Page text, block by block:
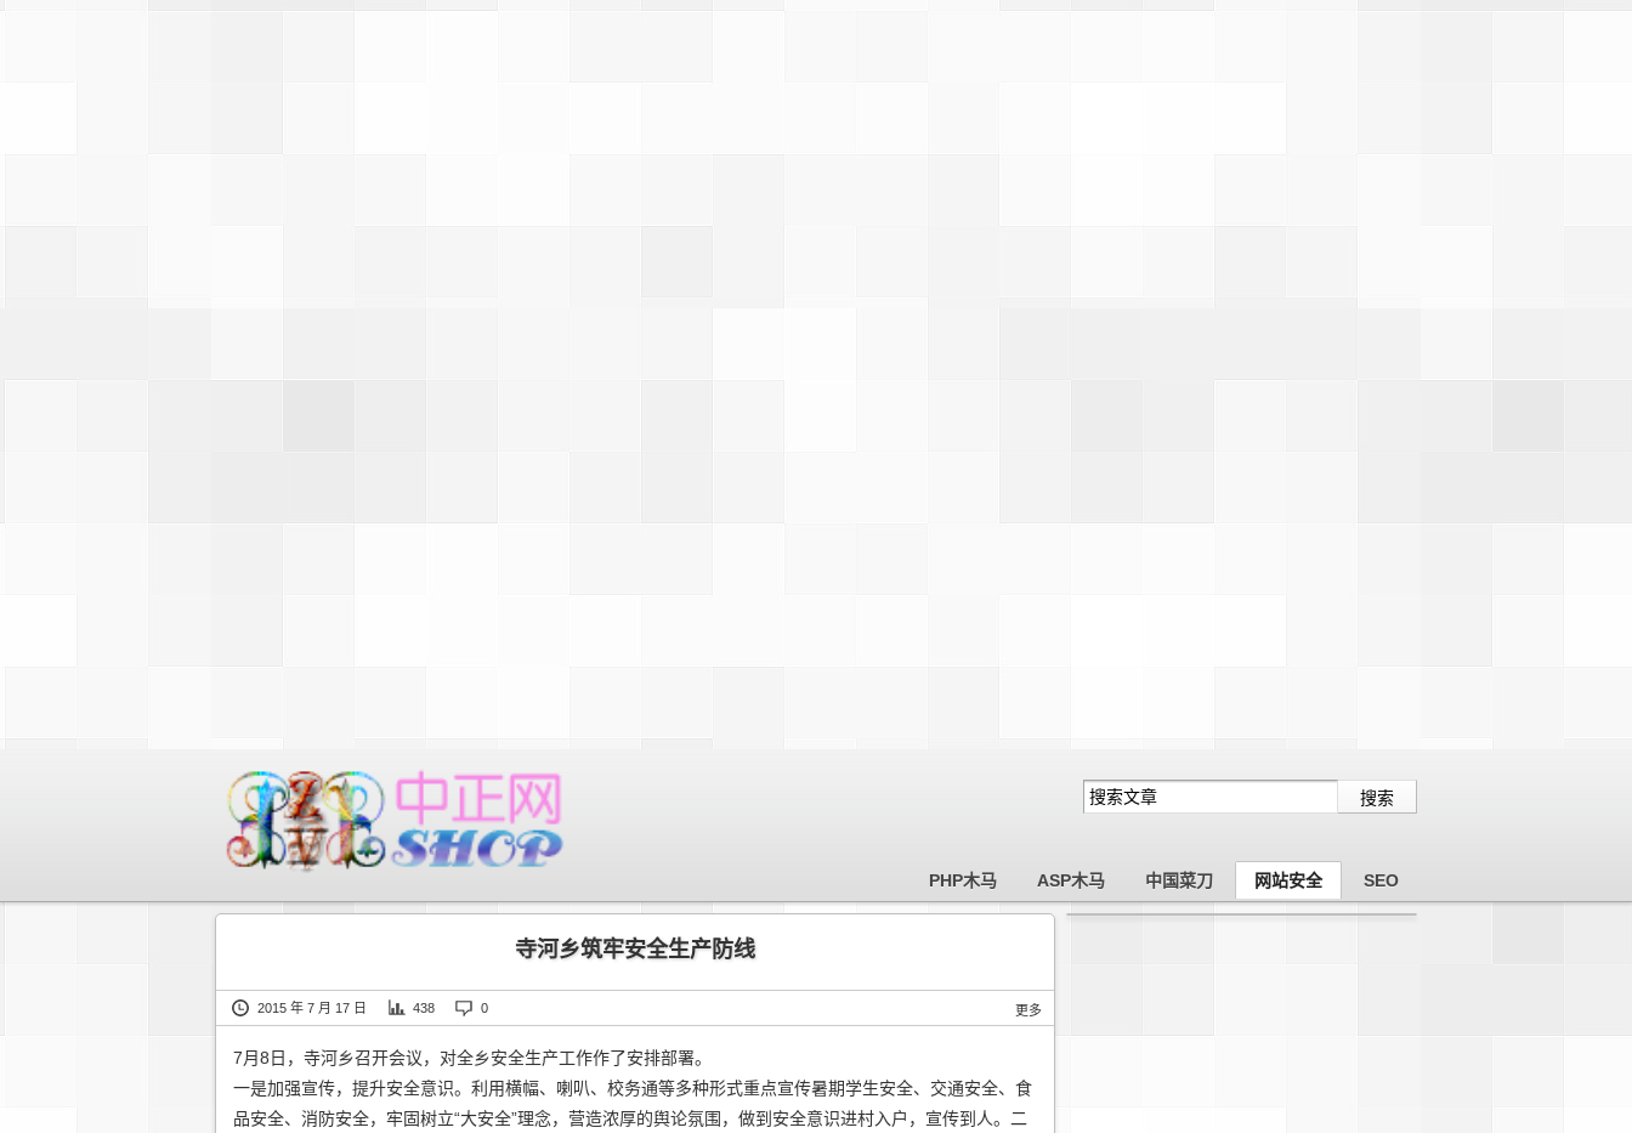
PHP木马 ASP木马 中国菜刀 网站安全 SEO
寺河乡筑牢安全生产防线
更多
2015 年 7 月 17 日 438 0
7月8日，寺河乡召开会议，对全乡安全生产工作作了安排部署。
一是加强宣传，提升安全意识。利用横幅、喇叭、校务通等多种形式重点宣传暑期学生安全、交通安全、食
品安全、消防安全，牢固树立“大安全”理念，营造浓厚的舆论氛围，做到安全意识进村入户，宣传到人。二